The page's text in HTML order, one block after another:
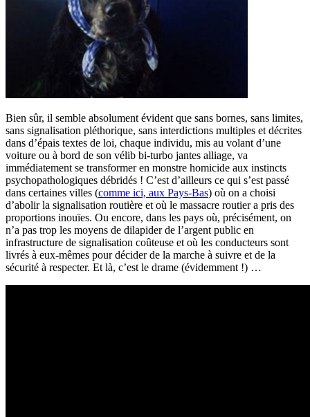
Bien sûr, il semble absolument évident que sans bornes, sans limites,
sans signalisation pléthorique, sans interdictions multiples et décrites
dans d’épais textes de loi, chaque individu, mis au volant d’une
voiture ou à bord de son vélib bi-turbo jantes alliage, va
immédiatement se transformer en monstre homicide aux instincts
psychopathologiques débridés ! C’est d’ailleurs ce qui s’est passé
dans certaines villes (comme ici, aux Pays-Bas) où on a choisi
d’abolir la signalisation routière et où le massacre routier a pris des
proportions inouïes. Ou encore, dans les pays où, précisément, on
n’a pas trop les moyens de dilapider de l’argent public en
infrastructure de signalisation coûteuse et où les conducteurs sont
livrés à eux-mêmes pour décider de la marche à suivre et de la
sécurité à respecter. Et là, c’est le drame (évidemment !) …